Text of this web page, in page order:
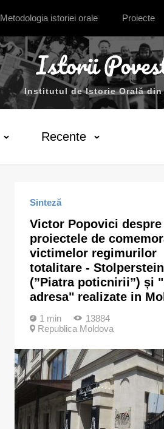
Metodologia istoriei orale Proiecte
Institutul de Istorie Orală din
Recente
Sinteză
Victor Popovici despre
proiectele de
victimelor regimurilor
totalitare -
(”Piatra poticnirii”) și
adresa" realizate in
1 min
13884
Republica Moldova